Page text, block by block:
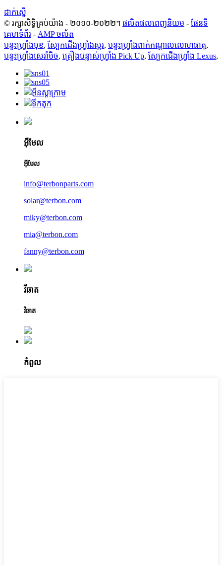
ដាក់ស្នើ
© រក្សាសិទ្ធិគ្រប់យ៉ាង - ២០១០-២០២២។ ផលិតផលពេញនិយម - ផែនទី
គេហទំព័រ - AMP ចល័ត
បន្ទះហ្វ្រាំងមុខ, ស្បែកជើងហ្វ្រាំងស្គរ, បន្ទះហ្វ្រាំងពាក់កណ្តាលលោហធាតុ,
បន្ទះហ្វ្រាំងសេរ៉ាមិច, គ្រឿងបន្លាស់ហ្វ្រាំង Pick Up, ស្បែកជើងហ្វ្រាំង Lexus,
អ៊ីមែល
អ៊ីមែល
info@terbonparts.com
solar@terbon.com
miky@terbon.com
mia@terbon.com
fanny@terbon.com
វីឆាត
វីឆាត
កំពូល